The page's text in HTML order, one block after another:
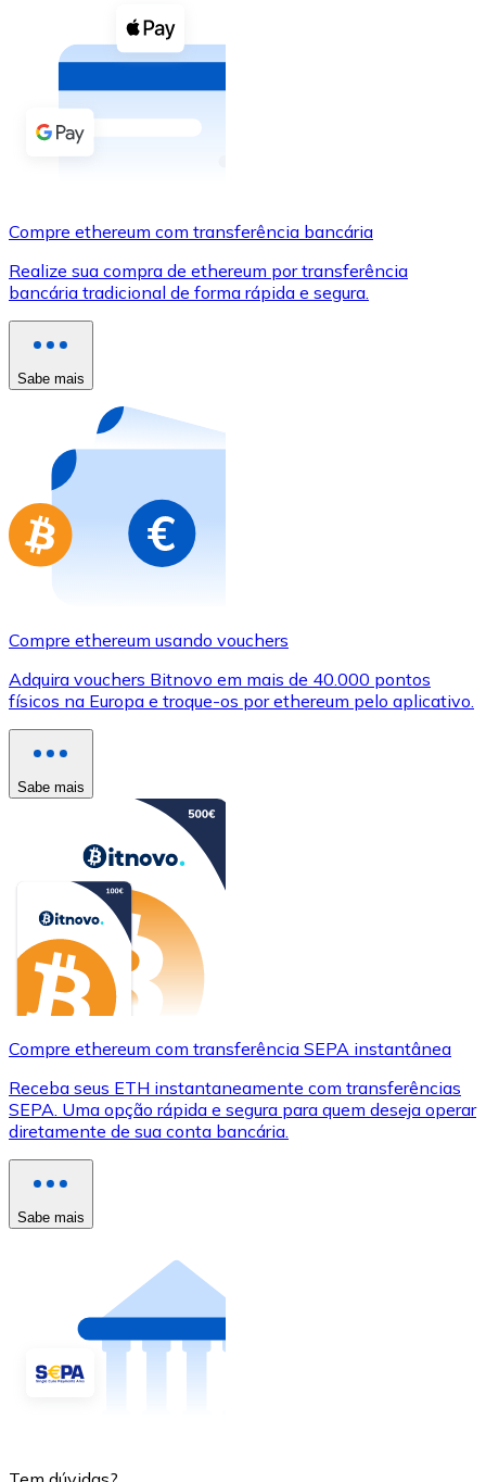
Cupons cripto
Compre criptomoedas com dinheiro e outros
Comprar com dinheiro
Transferência SEPA
Use cartões Visa e Mastercard para comprar
Comprar com cartão
Compre cartões-presente das suas marcas favoritas
Ir para a loja de cartões-presente
Compre ethereum com transferência bancária
Realize sua compra de ethereum por transferência
bancária tradicional de forma rápida e segura.
Sabe mais
Compre ethereum usando vouchers
Adquira vouchers Bitnovo em mais de 40.000 pontos
físicos na Europa e troque-os por ethereum pelo aplicativo.
Sabe mais
Compre ethereum com transferência SEPA instantânea
Receba seus ETH instantaneamente com transferências
SEPA. Uma opção rápida e segura para quem deseja operar
diretamente de sua conta bancária.
Sabe mais